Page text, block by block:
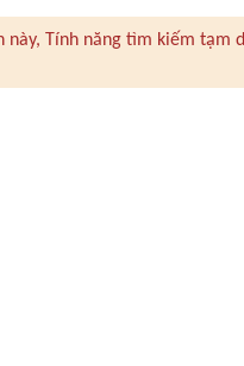
này, Tính năng tìm kiếm